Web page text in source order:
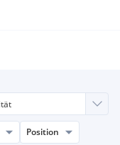
Position